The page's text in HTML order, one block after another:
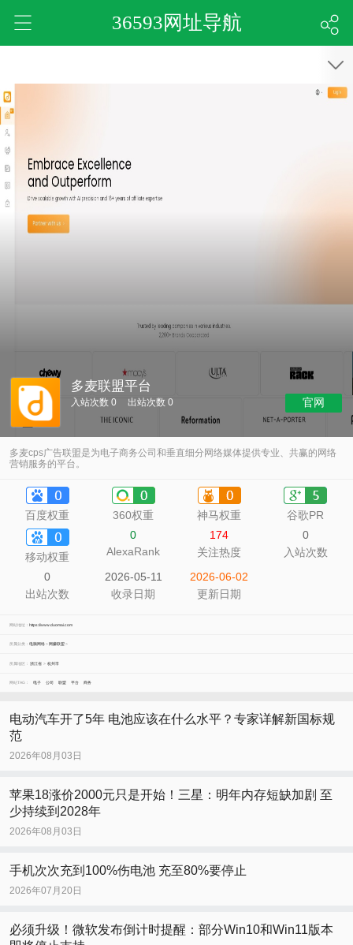
36593网址导航
多麦联盟平台
入站次数 0 出站次数 0 官网
多麦cps广告联盟是为电子商务公司和垂直细分网络媒体提供专业、共赢的网络
营销服务的平台。
百度权重 360权重 神马权重 谷歌PR
移动权重
0
AlexaRank
174
关注热度
0
入站次数
0
出站次数
2026-05-11
收录日期
2026-06-02
更新日期
网站地址： https://www.duomai.com
所属分类： 电脑网络>网赚联盟>
所属地区： 浙江省> 杭州市
网站TAG： 电子 公司 联盟 平台 商务
电动汽车开了5年 电池应该在什么水平？专家详解新国标规
范
2026年08月03日
苹果18涨价2000元只是开始！三星：明年内存短缺加剧 至
少持续到2028年
2026年08月03日
手机次次充到100%伤电池 充至80%要停止
2026年07月20日
必须升级！微软发布倒计时提醒：部分Win10和Win11版本